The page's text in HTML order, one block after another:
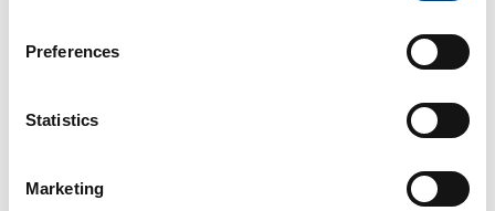
Preferences
Statistics
Marketing
tiedoilla, joiden avulla analysoit prosesseja.